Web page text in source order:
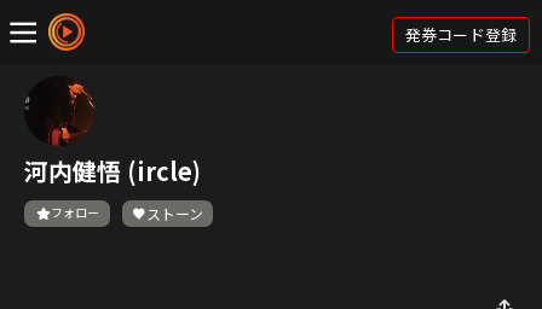
発券コード登録
河内健悟 (ircle)
フォロー ストーン